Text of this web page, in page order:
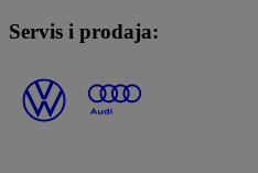
Servis i prodaja: